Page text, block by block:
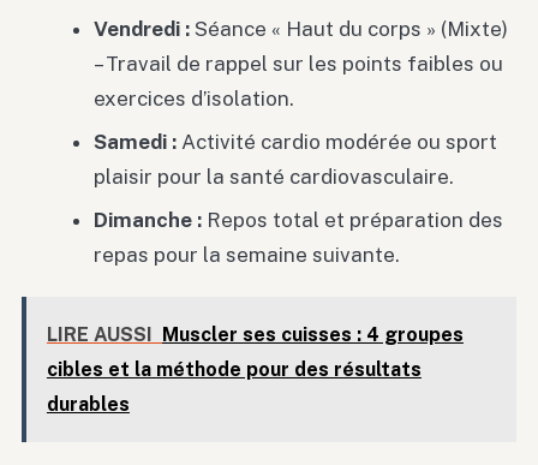
Vendredi : Séance « Haut du corps » (Mixte)
– Travail de rappel sur les points faibles ou
exercices d’isolation.
Samedi : Activité cardio modérée ou sport
plaisir pour la santé cardiovasculaire.
Dimanche : Repos total et préparation des
repas pour la semaine suivante.
LIRE AUSSI Muscler ses cuisses : 4 groupes
cibles et la méthode pour des résultats
durables